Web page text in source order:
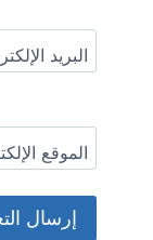
البريد
الموقع